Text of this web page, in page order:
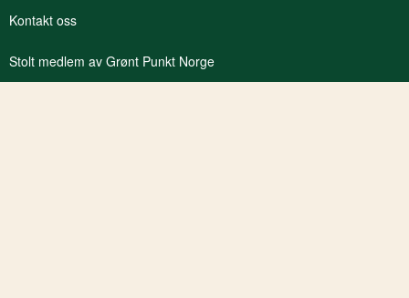
Kontakt oss
Stolt medlem av Grønt Punkt Norge